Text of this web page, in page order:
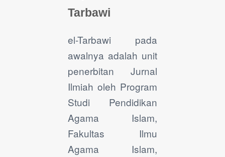
Tarbawi
el-Tarbawi pada
awalnya adalah unit
penerbitan Jurnal
Ilmiah oleh Program
Studi Pendidikan
Agama Islam,
Fakultas Ilmu
Agama Islam,